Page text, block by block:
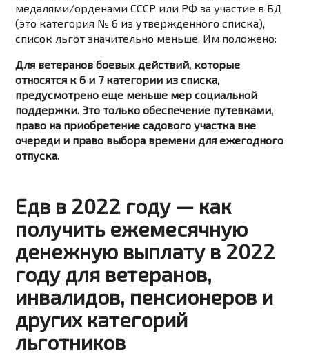
медалями/орденами СССР или РФ за участие в БД
(это категория № 6 из утвержденного списка),
список льгот значительно меньше. Им положено:
Для ветеранов боевых действий, которые
относятся к 6 и 7 категории из списка,
предусмотрено еще меньше мер социальной
поддержки. Это только обеспечение путевками,
право на приобретение садового участка вне
очереди и право выбора времени для ежегодного
отпуска.
Едв в 2022 году — как
получить ежемесячную
денежную выплату в 2022
году для ветеранов,
инвалидов, пенсионеров и
других категорий
льготников